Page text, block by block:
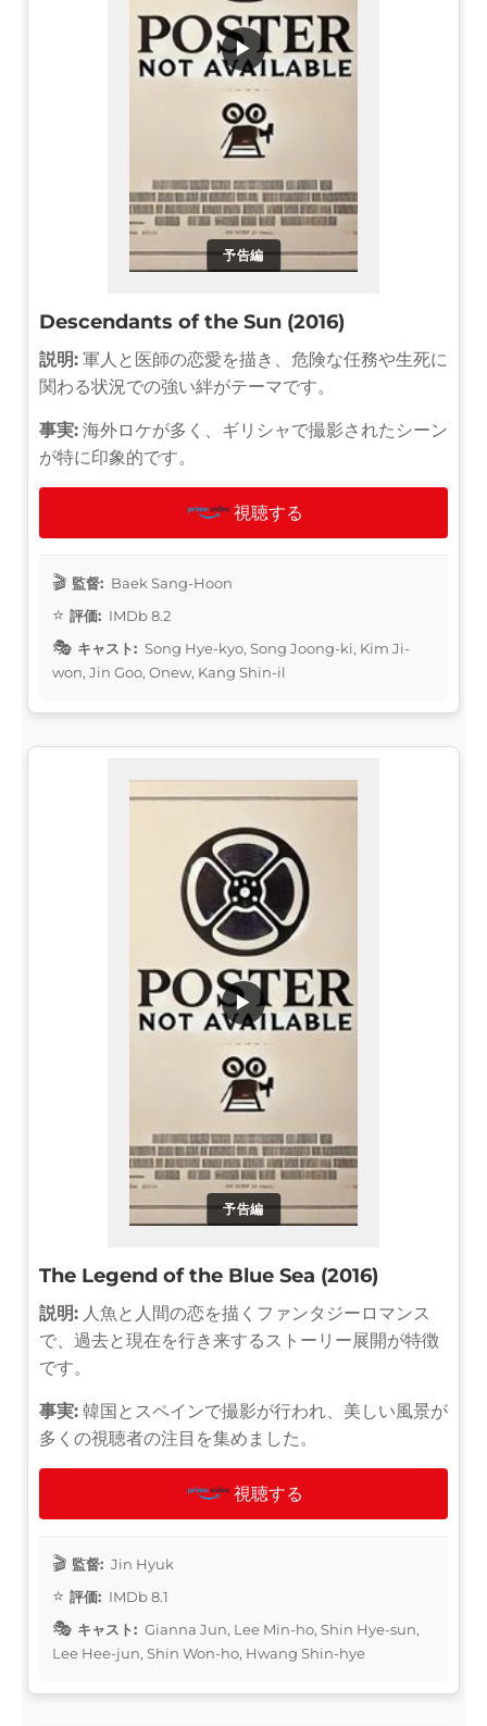
予告編
▶
Descendants of the Sun (2016)
説明: 軍人と医師の恋愛を描き、危険な任務や生死に
関わる状況での強い絆がテーマです。
事実: 海外ロケが多く、ギリシャで撮影されたシーン
が特に印象的です。
視聴する
監督: Baek Sang-Hoon
評価: IMDb 8.2
キャスト: Song Hye-kyo, Song Joong-ki, Kim Ji-
won, Jin Goo, Onew, Kang Shin-il
予告編
▶
The Legend of the Blue Sea (2016)
説明: 人魚と人間の恋を描くファンタジーロマンス
で、過去と現在を行き来するストーリー展開が特徴
です。
事実: 韓国とスペインで撮影が行われ、美しい風景が
多くの視聴者の注目を集めました。
視聴する
監督: Jin Hyuk
評価: IMDb 8.1
キャスト: Gianna Jun, Lee Min-ho, Shin Hye-sun,
Lee Hee-jun, Shin Won-ho, Hwang Shin-hye